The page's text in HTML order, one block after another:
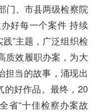
门、市县两级检察院
好每一个案件 持续
”主题，广泛组织检
质效履职办案，为大
担当的故事，涌现出
的好作品。最终，20
省“十佳检察办案故